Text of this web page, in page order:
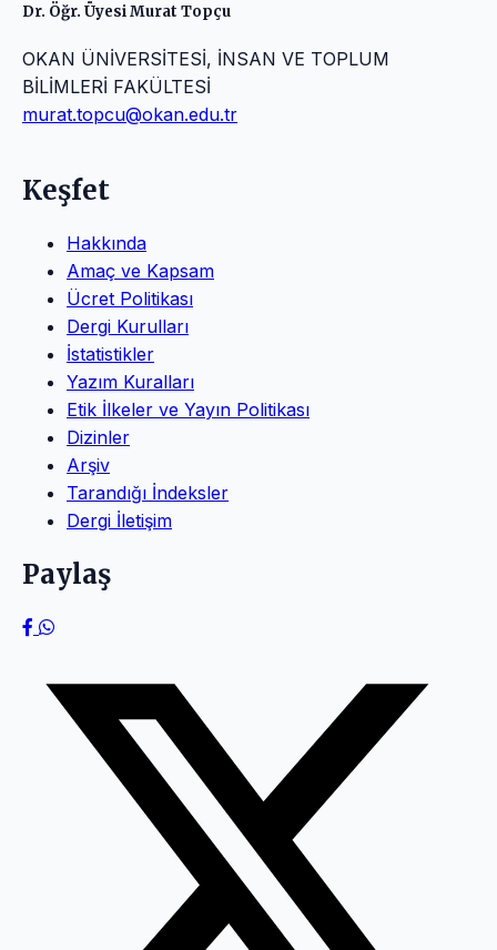
Dr. Öğr. Üyesi Murat Topçu
OKAN ÜNİVERSİTESİ, İNSAN VE TOPLUM
BİLİMLERİ FAKÜLTESİ
murat.topcu@okan.edu.tr
Keşfet
Hakkında
Amaç ve Kapsam
Ücret Politikası
Dergi Kurulları
İstatistikler
Yazım Kuralları
Etik İlkeler ve Yayın Politikası
Dizinler
Arşiv
Tarandığı İndeksler
Dergi İletişim
Paylaş